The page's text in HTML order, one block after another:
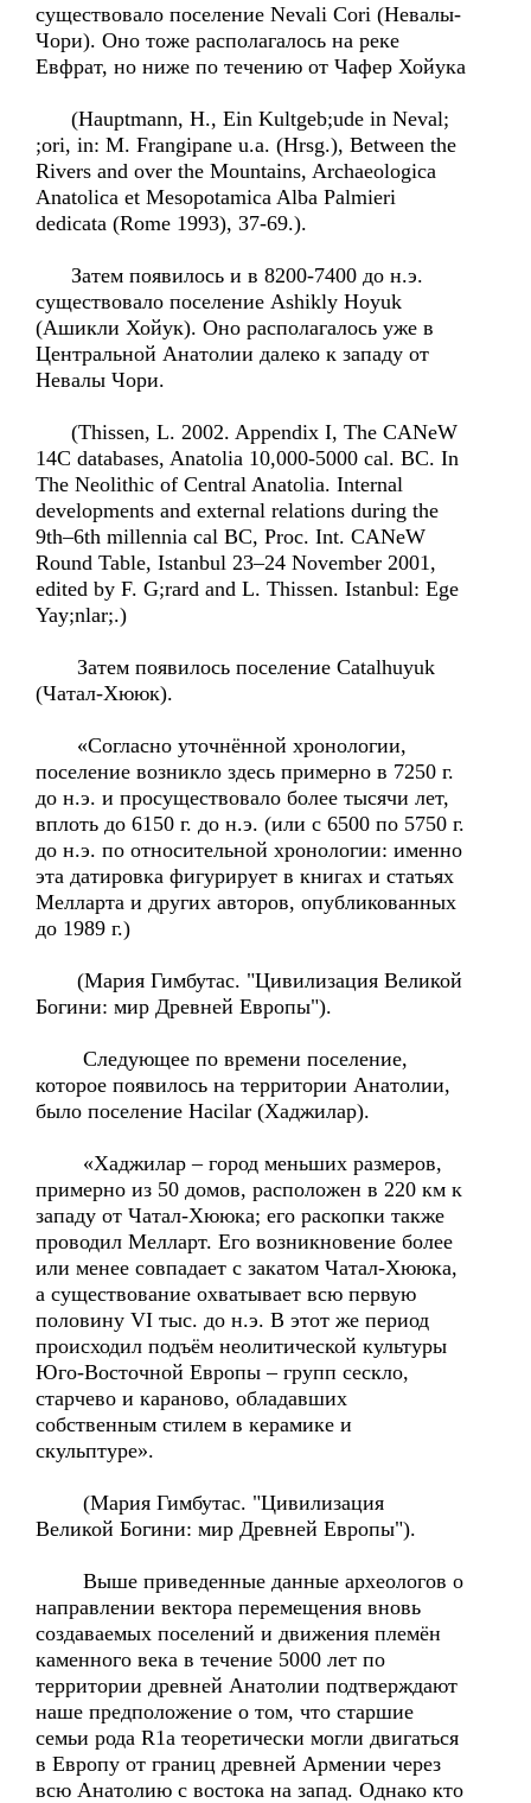
существовало поселение Nevali Cori (Невалы-
Чори). Оно тоже располагалось на реке
Евфрат, но ниже по течению от Чафер Хойука
(Hauptmann, H., Ein Kultgeb;ude in Neval;
;ori, in: M. Frangipane u.a. (Hrsg.), Between the
Rivers and over the Mountains, Archaeologica
Anatolica et Mesopotamica Alba Palmieri
dedicata (Rome 1993), 37-69.).
Затем появилось и в 8200-7400 до н.э.
существовало поселение Ashikly Hoyuk
(Ашикли Хойук). Оно располагалось уже в
Центральной Анатолии далеко к западу от
Невалы Чори.
(Thissen, L. 2002. Appendix I, The CANeW
14C databases, Anatolia 10,000-5000 cal. BC. In
The Neolithic of Central Anatolia. Internal
developments and external relations during the
9th–6th millennia cal BC, Proc. Int. CANeW
Round Table, Istanbul 23–24 November 2001,
edited by F. G;rard and L. Thissen. Istanbul: Ege
Yay;nlar;.)
Затем появилось поселение Catalhuyuk
(Чатал-Хююк).
«Согласно уточнённой хронологии,
поселение возникло здесь примерно в 7250 г.
до н.э. и просуществовало более тысячи лет,
вплоть до 6150 г. до н.э. (или с 6500 по 5750 г.
до н.э. по относительной хронологии: именно
эта датировка фигурирует в книгах и статьях
Мелларта и других авторов, опубликованных
до 1989 г.)
(Мария Гимбутас. "Цивилизация Великой
Богини: мир Древней Европы").
Следующее по времени поселение,
которое появилось на территории Анатолии,
было поселение Hacilar (Хаджилар).
«Хаджилар – город меньших размеров,
примерно из 50 домов, расположен в 220 км к
западу от Чатал-Хююка; его раскопки также
проводил Мелларт. Его возникновение более
или менее совпадает с закатом Чатал-Хююка,
а существование охватывает всю первую
половину VI тыс. до н.э. В этот же период
происходил подъём неолитической культуры
Юго-Восточной Европы – групп сескло,
старчево и караново, обладавших
собственным стилем в керамике и
скульптуре».
(Мария Гимбутас. "Цивилизация
Великой Богини: мир Древней Европы").
Выше приведенные данные археологов о
направлении вектора перемещения вновь
создаваемых поселений и движения племён
каменного века в течение 5000 лет по
территории древней Анатолии подтверждают
наше предположение о том, что старшие
семьи рода R1a теоретически могли двигаться
в Европу от границ древней Армении через
всю Анатолию с востока на запад. Однако кто